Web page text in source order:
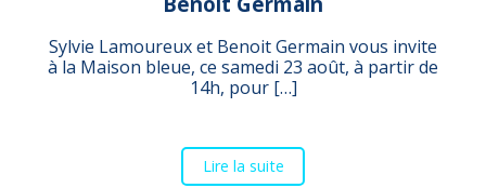
Sylvie Lamoureux et Benoit Germain vous invite
à la Maison bleue, ce samedi 23 août, à partir de
14h, pour […]
Lire la suite